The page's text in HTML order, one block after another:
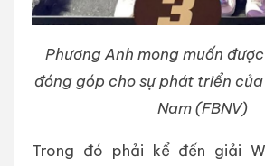
Phương Anh mong muốn
đóng góp cho sự phát triển
Nam (FBNV)
Trong đó phải kể đến giải